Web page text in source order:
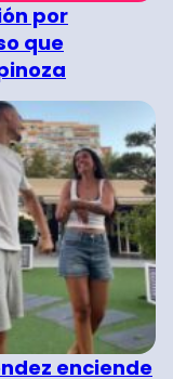
por
que
enciende